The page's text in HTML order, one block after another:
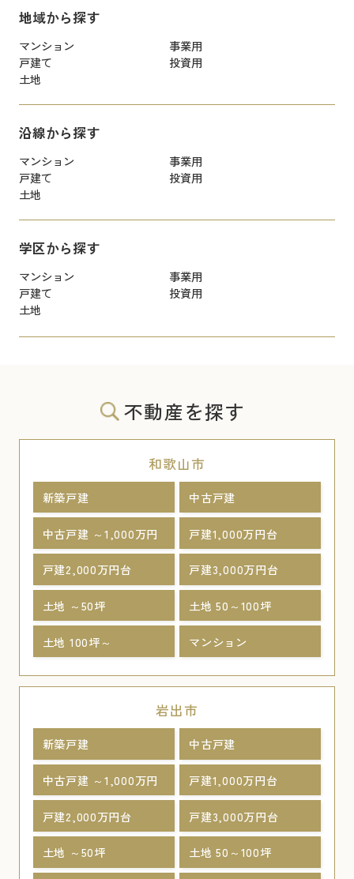
地域から探す
マンション
事業用
戸建て
投資用
土地
沿線から探す
マンション
事業用
戸建て
投資用
土地
学区から探す
マンション
事業用
戸建て
投資用
土地
不動産を探す
和歌山市
新築戸建 中古戸建
中古戸建 ～1,000万円 戸建1,000万円台
戸建2,000万円台 戸建3,000万円台
土地 ～50坪 土地 50～100坪
土地 100坪～ マンション
岩出市
新築戸建 中古戸建
中古戸建 ～1,000万円 戸建1,000万円台
戸建2,000万円台 戸建3,000万円台
土地 ～50坪 土地 50～100坪